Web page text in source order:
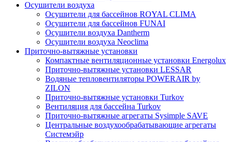
Осушители воздуха
Осушители для бассейнов ROYAL CLIMA
Осушители для бассейнов FUNAI
Осушители воздуха Dantherm
Осушители воздуха Neoclima
Приточно-вытяжные установки
Компактные вентиляционные установки Energolux
Приточно-вытяжные установки LESSAR
Водяные тепловентиляторы POWERAIR by
ZILON
Приточно-вытяжные установки Turkov
Вентиляция для бассейна Turkov
Приточно-вытяжные агрегаты Sysimple SAVE
Центральные воздухообрабатывающие агрегаты
Системэйр